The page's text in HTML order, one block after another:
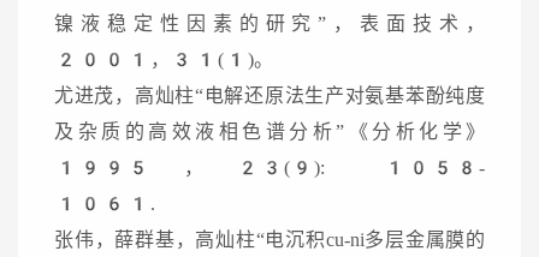
镍液稳定性因素的研究”，表面技术，
2001，31(1)。
尤进茂，高灿柱“电解还原法生产对氨基苯酚纯度
及杂质的高效液相色谱分析”《分析化学》
1995，23(9): 1058-
1061.
张伟，薛群基，高灿柱“电沉积cu-ni多层金属膜的